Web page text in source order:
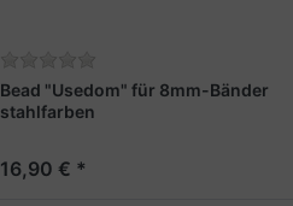
Bead "Usedom" für 8mm-Bänder
stahlfarben
16,90 € *